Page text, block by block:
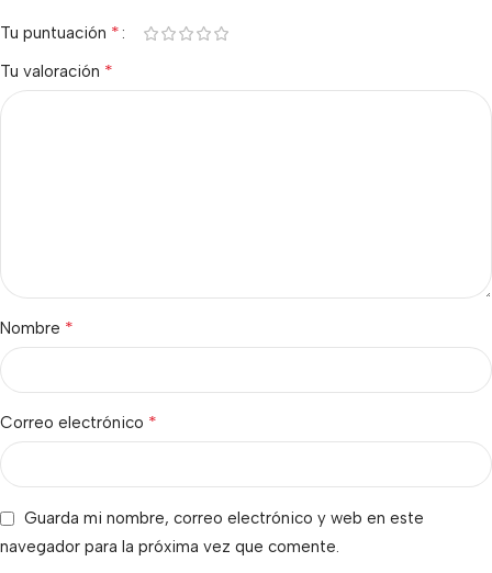
Tu puntuación *
Tu valoración *
Nombre *
Correo electrónico *
Guarda mi nombre, correo electrónico y web en este
navegador para la próxima vez que comente.